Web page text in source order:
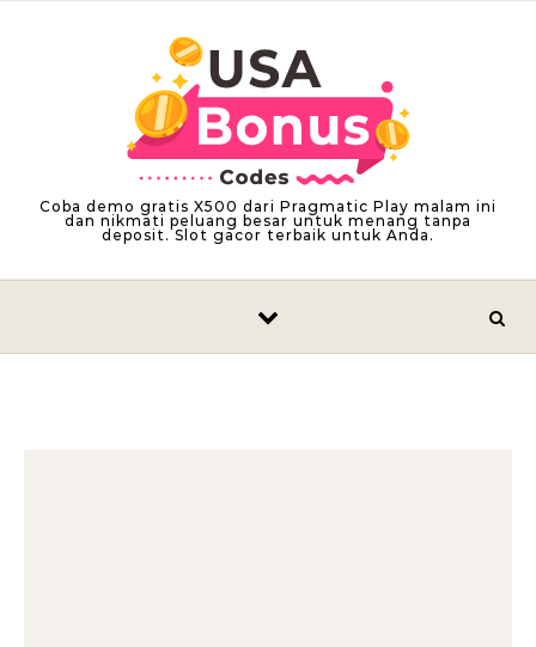
Coba demo gratis X500 dari Pragmatic Play malam ini
dan nikmati peluang besar untuk menang tanpa
deposit. Slot gacor terbaik untuk Anda.